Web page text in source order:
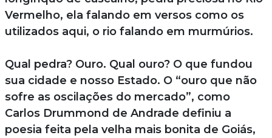
Vermelho, ela falando em versos como os
utilizados aqui, o rio falando em murmúrios.
Qual pedra? Ouro. Qual ouro? O que fundou
sua cidade e nosso Estado. O “ouro que não
sofre as oscilações do mercado”, como
Carlos Drummond de Andrade definiu a
poesia feita pela velha mais bonita de Goiás,